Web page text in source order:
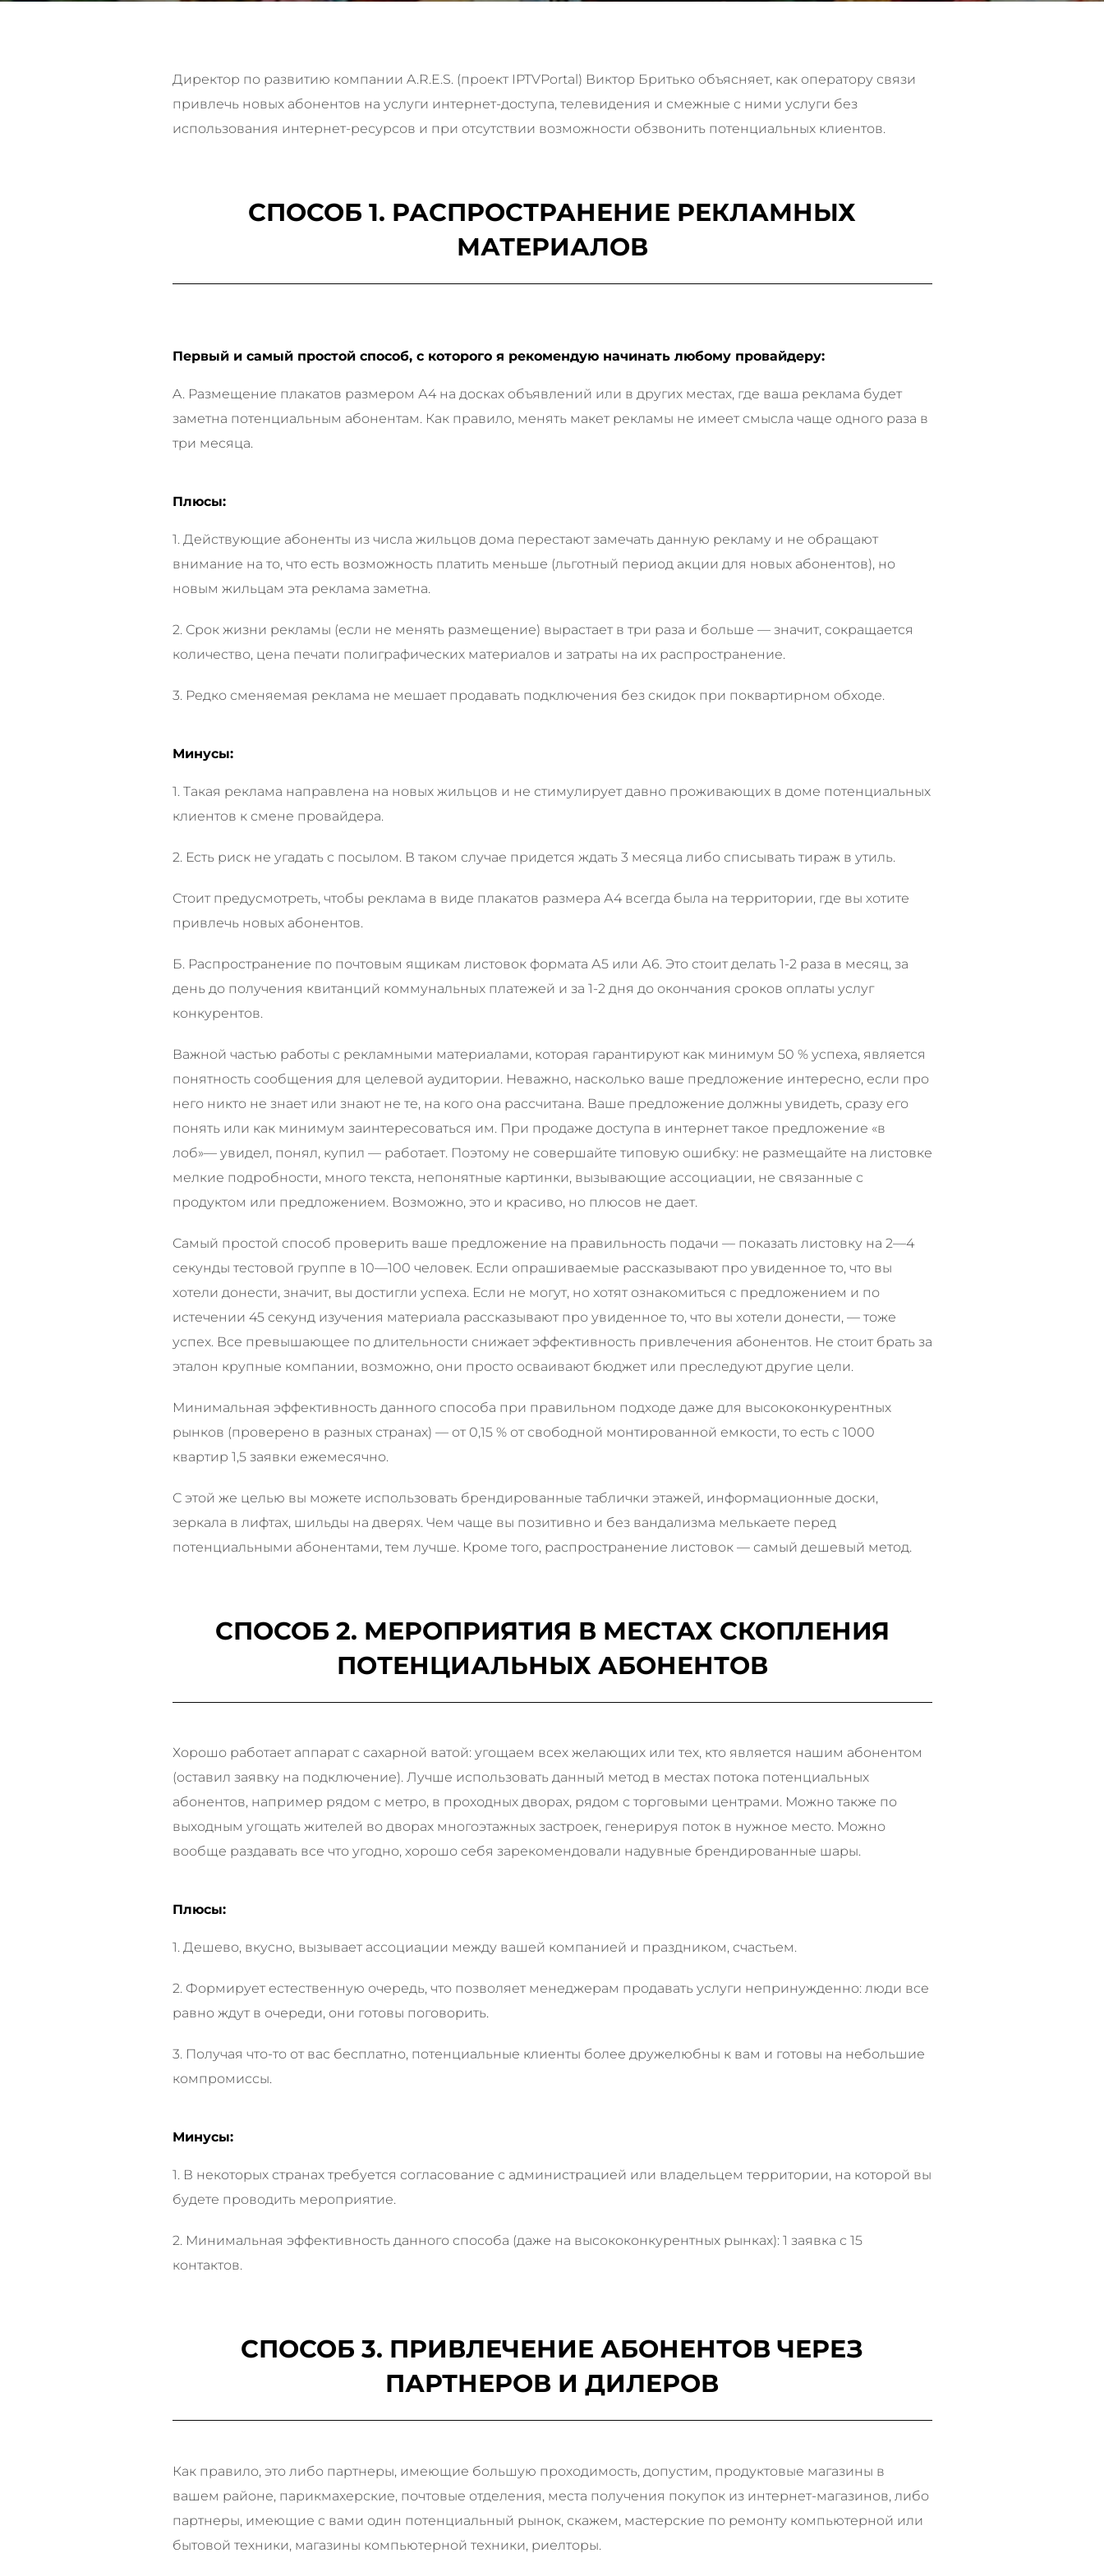
Директор по развитию компании A.R.E.S. (проект IPTVPortal) Виктор Бритько объясняет, как оператору связи
привлечь новых абонентов на услуги интернет-доступа, телевидения и смежные с ними услуги без
использования интернет-ресурсов и при отсутствии возможности обзвонить потенциальных клиентов.
СПОСОБ 1. РАСПРОСТРАНЕНИЕ РЕКЛАМНЫХ
МАТЕРИАЛОВ
Первый и самый простой способ, с которого я рекомендую начинать любому провайдеру:
A. Размещение плакатов размером А4 на досках объявлений или в других местах, где ваша реклама будет
заметна потенциальным абонентам. Как правило, менять макет рекламы не имеет смысла чаще одного раза в
три месяца.
Плюсы:
1. Действующие абоненты из числа жильцов дома перестают замечать данную рекламу и не обращают
внимание на то, что есть возможность платить меньше (льготный период акции для новых абонентов), но
новым жильцам эта реклама заметна.
2. Срок жизни рекламы (если не менять размещение) вырастает в три раза и больше — значит, сокращается
количество, цена печати полиграфических материалов и затраты на их распространение.
3. Редко сменяемая реклама не мешает продавать подключения без скидок при поквартирном обходе.
Минусы:
1. Такая реклама направлена на новых жильцов и не стимулирует давно проживающих в доме потенциальных
клиентов к смене провайдера.
2. Есть риск не угадать с посылом. В таком случае придется ждать 3 месяца либо списывать тираж в утиль.
Стоит предусмотреть, чтобы реклама в виде плакатов размера А4 всегда была на территории, где вы хотите
привлечь новых абонентов.
Б. Распространение по почтовым ящикам листовок формата А5 или А6. Это стоит делать 1-2 раза в месяц, за
день до получения квитанций коммунальных платежей и за 1-2 дня до окончания сроков оплаты услуг
конкурентов.
Важной частью работы с рекламными материалами, которая гарантируют как минимум 50 % успеха, является
понятность сообщения для целевой аудитории. Неважно, насколько ваше предложение интересно, если про
него никто не знает или знают не те, на кого она рассчитана. Ваше предложение должны увидеть, сразу его
понять или как минимум заинтересоваться им. При продаже доступа в интернет такое предложение «в
лоб»— увидел, понял, купил — работает. Поэтому не совершайте типовую ошибку: не размещайте на листовке
мелкие подробности, много текста, непонятные картинки, вызывающие ассоциации, не связанные с
продуктом или предложением. Возможно, это и красиво, но плюсов не дает.
Самый простой способ проверить ваше предложение на правильность подачи — показать листовку на 2—4
секунды тестовой группе в 10—100 человек. Если опрашиваемые рассказывают про увиденное то, что вы
хотели донести, значит, вы достигли успеха. Если не могут, но хотят ознакомиться с предложением и по
истечении 45 секунд изучения материала рассказывают про увиденное то, что вы хотели донести, — тоже
успех. Все превышающее по длительности снижает эффективность привлечения абонентов. Не стоит брать за
эталон крупные компании, возможно, они просто осваивают бюджет или преследуют другие цели.
Минимальная эффективность данного способа при правильном подходе даже для высококонкурентных
рынков (проверено в разных странах) — от 0,15 % от свободной монтированной емкости, то есть c 1000
квартир 1,5 заявки ежемесячно.
С этой же целью вы можете использовать брендированные таблички этажей, информационные доски,
зеркала в лифтах, шильды на дверях. Чем чаще вы позитивно и без вандализма мелькаете перед
потенциальными абонентами, тем лучше. Кроме того, распространение листовок — самый дешевый метод.
СПОСОБ 2. МЕРОПРИЯТИЯ В МЕСТАХ СКОПЛЕНИЯ
ПОТЕНЦИАЛЬНЫХ АБОНЕНТОВ
Хорошо работает аппарат с сахарной ватой: угощаем всех желающих или тех, кто является нашим абонентом
(оставил заявку на подключение). Лучше использовать данный метод в местах потока потенциальных
абонентов, например рядом с метро, в проходных дворах, рядом с торговыми центрами. Можно также по
выходным угощать жителей во дворах многоэтажных застроек, генерируя поток в нужное место. Можно
вообще раздавать все что угодно, хорошо себя зарекомендовали надувные брендированные шары.
Плюсы:
1. Дешево, вкусно, вызывает ассоциации между вашей компанией и праздником, счастьем.
2. Формирует естественную очередь, что позволяет менеджерам продавать услуги непринужденно: люди все
равно ждут в очереди, они готовы поговорить.
3. Получая что-то от вас бесплатно, потенциальные клиенты более дружелюбны к вам и готовы на небольшие
компромиссы.
Минусы:
1. В некоторых странах требуется согласование с администрацией или владельцем территории, на которой вы
будете проводить мероприятие.
2. Минимальная эффективность данного способа (даже на высококонкурентных рынках): 1 заявка с 15
контактов.
СПОСОБ 3. ПРИВЛЕЧЕНИЕ АБОНЕНТОВ ЧЕРЕЗ
ПАРТНЕРОВ И ДИЛЕРОВ
Как правило, это либо партнеры, имеющие большую проходимость, допустим, продуктовые магазины в
вашем районе, парикмахерские, почтовые отделения, места получения покупок из интернет-магазинов, либо
партнеры, имеющие с вами один потенциальный рынок, скажем, мастерские по ремонту компьютерной или
бытовой техники, магазины компьютерной техники, риелторы.